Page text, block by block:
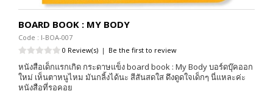
BOARD BOOK : MY BODY
Code : I-BOA-007
0 Review(s) | Be the first to review
หนังสือเด็กแรกเกิด กระดาษแข็ง board book : My Body บอร์ดบุ๊คออก
ใหม่ เห็นตาหนูไหม มันกลิ้งได้นะ สีสันสดใส ดึงดูดใจเด็กๆ นี่แหละค่ะ
หนังสือที่รอคอย